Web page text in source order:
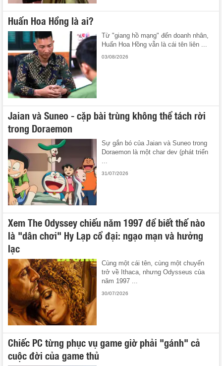
Huấn Hoa Hồng là ai?
Từ "giang hồ mạng" đến doanh nhân,
Huấn Hoa Hồng vẫn là cái tên liên ...
03/08/2026
Jaian và Suneo - cặp bài trùng không thể tách rời
trong Doraemon
Sự gắn bó của Jaian và Suneo trong
Doraemon là một char dev (phát triển
31/07/2026
Xem The Odyssey chiếu năm 1997 để biết thế nào
là "dân chơi" Hy Lạp cổ đại: ngạo mạn và hưởng
lạc
Cùng một cái tên, cùng một chuyến
trở về Ithaca, nhưng Odysseus của
năm 1997 ...
30/07/2026
Chiếc PC từng phục vụ game giờ phải "gánh" cả
cuộc đời của game thủ